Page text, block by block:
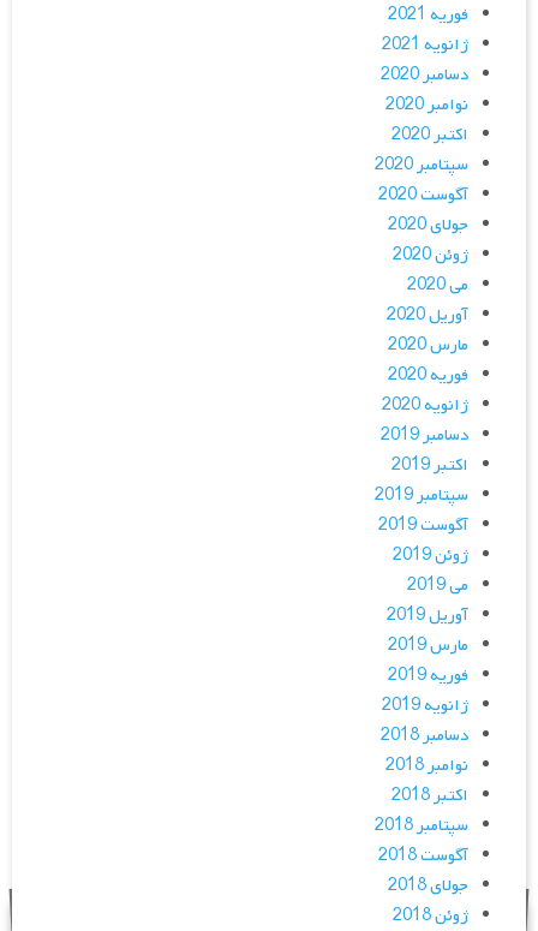
فوریه 2021
ژانویه 2021
دسامبر 2020
نوامبر 2020
اکتبر 2020
سپتامبر 2020
آگوست 2020
جولای 2020
ژوئن 2020
می 2020
آوریل 2020
مارس 2020
فوریه 2020
ژانویه 2020
دسامبر 2019
اکتبر 2019
سپتامبر 2019
آگوست 2019
ژوئن 2019
می 2019
آوریل 2019
مارس 2019
فوریه 2019
ژانویه 2019
دسامبر 2018
نوامبر 2018
اکتبر 2018
سپتامبر 2018
آگوست 2018
جولای 2018
ژوئن 2018